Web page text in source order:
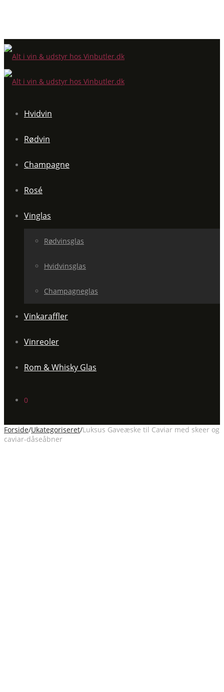
Hvidvin
Rødvin
Champagne
Rosé
Vinglas
Rødvinsglas
Hvidvinsglas
Champagneglas
Vinkaraffler
Vinreoler
Rom & Whisky Glas
0
Forside/Ukategoriseret/Luksus Gaveæske til Caviar med skeer og
caviar-dåseåbner